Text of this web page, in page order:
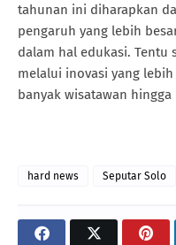
tahunan ini diharapkan
pengaruh yang lebih
dalam hal edukasi. Tentu
melalui inovasi yang
banyak wisatawan
hard news Seputar Solo